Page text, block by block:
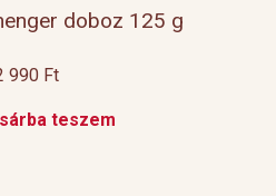
doboz 125 g
990 Ft
teszem